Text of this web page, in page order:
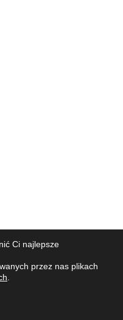
Ci najlepsze
przez nas plikach